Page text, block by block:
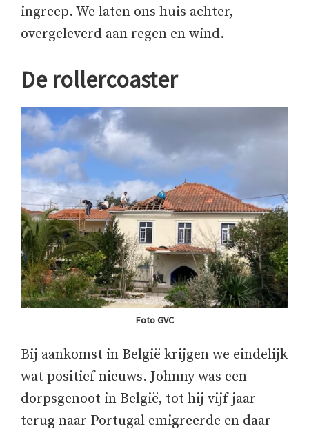
ingreep. We laten ons huis achter,
overgeleverd aan regen en wind.
De rollercoaster
Foto GVC
Bij aankomst in België krijgen we eindelijk
wat positief nieuws. Johnny was een
dorpsgenoot in België, tot hij vijf jaar
terug naar Portugal emigreerde en daar